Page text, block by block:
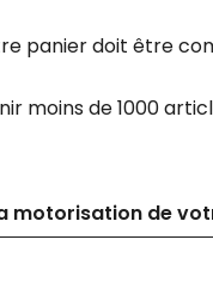
panier doit être
moins de 1000
motorisation de